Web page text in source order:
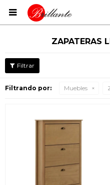

ZAPATERAS
Filtrando por: Muebles